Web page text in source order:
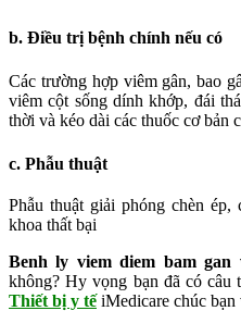
b. Điều trị bệnh chính nếu có
Các trường hợp viêm gân, bao
viêm cột sống dính khớp, đái
thời và kéo dài các thuốc cơ bản
c. Phẫu thuật
Phẫu thuật giải phóng chèn
khoa thất bại
Benh ly viem diem bam gan
không? Hy vọng bạn đã có câu
Thiết bị y tếiMedicare chúc bạn